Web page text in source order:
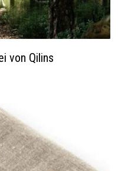
von Qilins